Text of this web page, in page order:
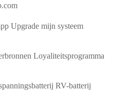
Upgrade mijn systeem
Loyaliteitsprogramma
RV-batterij